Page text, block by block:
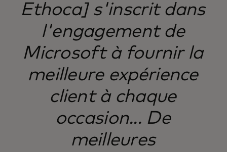
Ethoca] s'inscrit dans
l'engagement de
Microsoft à fournir la
meilleure expérience
client à chaque
occasion... De
meilleures